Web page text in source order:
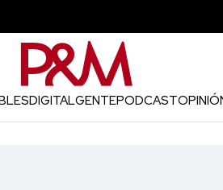
DIGITALGENTEPODCAST